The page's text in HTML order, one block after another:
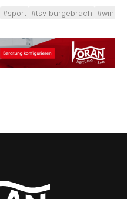
#sport #tsv burgebrach